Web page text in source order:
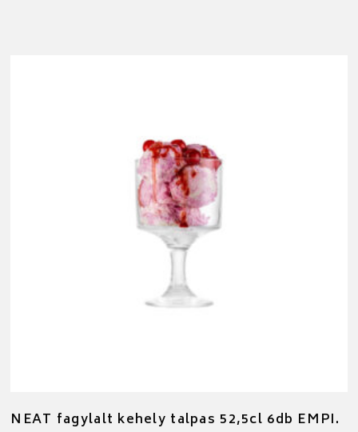
NEAT fagylalt kehely talpas 52,5cl 6db EMPI.